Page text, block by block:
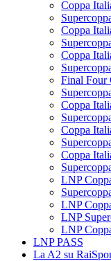
Coppa
Coppa
Coppa
Final Four
Coppa
Coppa
Coppa
LNP
LNP
LNP
LNP
LNP PASS
La A2 su